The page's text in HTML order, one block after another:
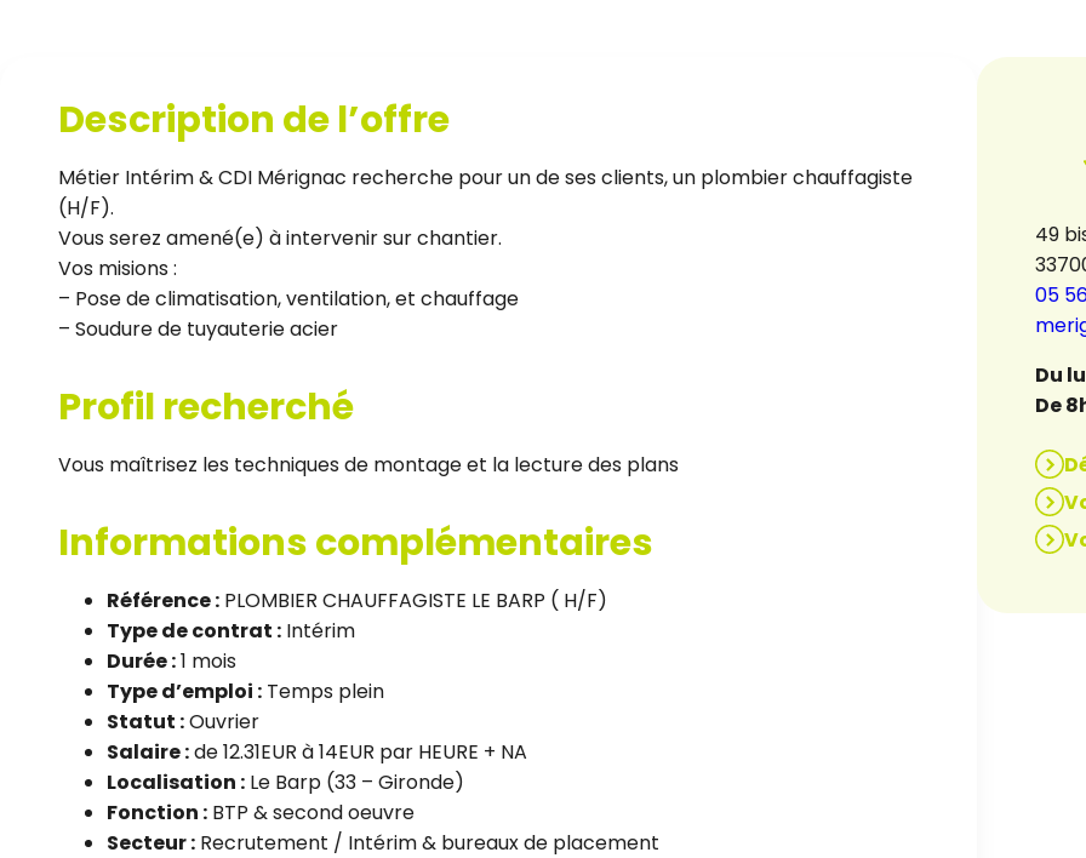
Description de l’offre
Métier Intérim & CDI Mérignac recherche pour un de ses clients, un plombier chauffagiste
(H/F).
Vous serez amené(e) à intervenir sur chantier.
Vos misions :
– Pose de climatisation, ventilation, et chauffage
– Soudure de tuyauterie acier
Profil recherché
Vous maîtrisez les techniques de montage et la lecture des plans
Informations complémentaires
Référence : PLOMBIER CHAUFFAGISTE LE BARP ( H/F)
Type de contrat : Intérim
Durée :1 mois
Type d’emploi : Temps plein
Statut :Ouvrier
Salaire :de 12.31EUR à 14EUR par HEURE + NA
Localisation : Le Barp (33 – Gironde)
Fonction : BTP & second oeuvre
Secteur : Recrutement / Intérim & bureaux de placement
49
05
Du
De